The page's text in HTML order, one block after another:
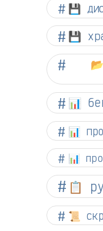
💾
💾
📊
📊
📊
📋
📜